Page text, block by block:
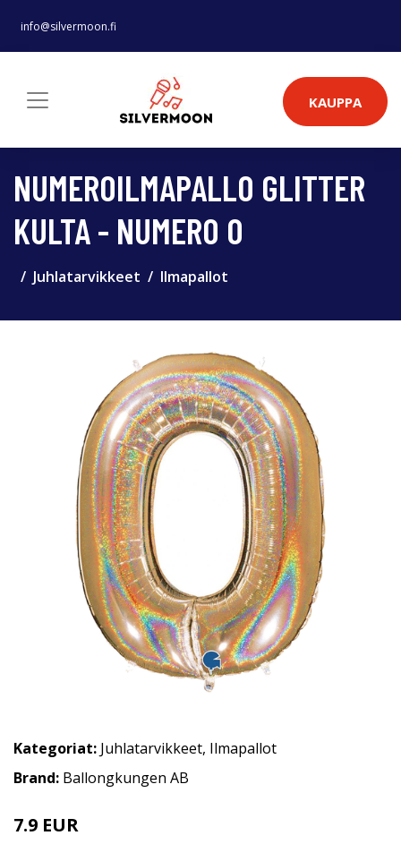
info@silvermoon.fi
KAUPPA
NUMEROILMAPALLO GLITTER
KULTA - NUMERO 0
Juhlatarvikkeet Ilmapallot
Kategoriat: Juhlatarvikkeet, Ilmapallot
Brand: Ballongkungen AB
7.9 EUR